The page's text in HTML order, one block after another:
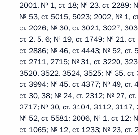
2001, № 1, ст. 18; № 23, ст. 2289;
№ 53, ст. 5015, 5023; 2002, № 1,
ст. 2026; № 30, ст. 3021, 3027,
ст. 2, 5, 6; № 19, ст. 1749; № 21,
ст. 2886; № 46, ст. 4443; № 52,
ст. 2711, 2715; № 31, ст. 3220,
3520, 3522, 3524, 3525; № 35,
ст. 3994; № 45, ст. 4377; № 49,
ст. 30, 38; № 24, ст. 2312; № 27,
2717; № 30, ст. 3104, 3112, 3117,
№ 52, ст. 5581; 2006, № 1, ст. 12;
ст. 1065; № 12, ст. 1233; № 23, ст.